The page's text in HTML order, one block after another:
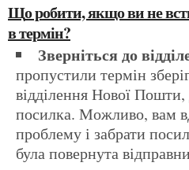
Що робити, якщо ви не встигли забрати посилку
в термін?
Зверніться до
пропустили термін
відділення Нової Пошти,
посилка. Можливо, вам
проблему і забрати
була повернута